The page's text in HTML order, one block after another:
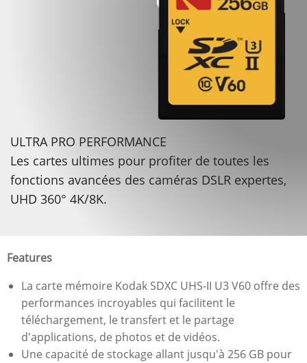
ULTRA PRO PERFORMANCE
Les cartes ultimes pour profiter de toutes les
fonctions avancées des caméras DSLR expertes,
UHD 360° 4K/8K.
Features
La carte mémoire Kodak SDXC UHS-II U3 V60 offre des
performances incroyables qui facilitent le
téléchargement, le transfert et le partage
d'applications, de photos et de vidéos.
Une capacité de stockage allant jusqu'à 256 GB pour